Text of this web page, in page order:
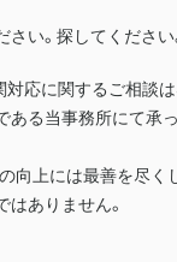
い。探してください
対応に関するご相談
ある当事務所にて承
向上には最善を尽く
ありません。